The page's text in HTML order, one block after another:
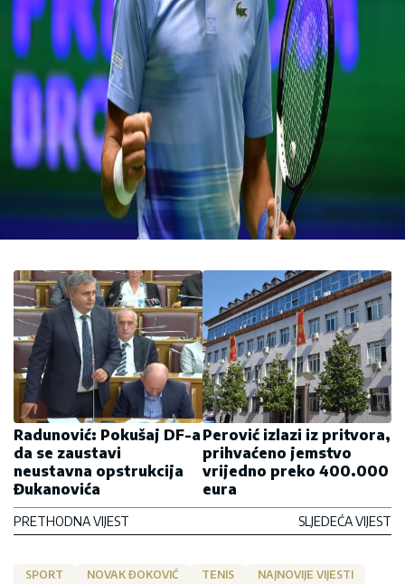
Radunović: Pokušaj DF-a
da se zaustavi
neustavna opstrukcija
Đukanovića
PRETHODNA VIJEST
Perović izlazi iz pritvora,
prihvaćeno jemstvo
vrijedno preko 400.000
eura
SLJEDEĆA VIJEST
SPORT NOVAK ĐOKOVIĆ TENIS
NAJNOVIJE VIJESTI